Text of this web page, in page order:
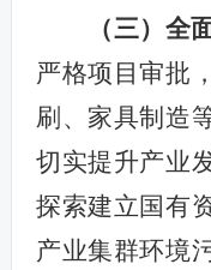
（三） 全
严格项目审批
刷、家具制造
切实提升产业
探索建立国有
产业集群环境